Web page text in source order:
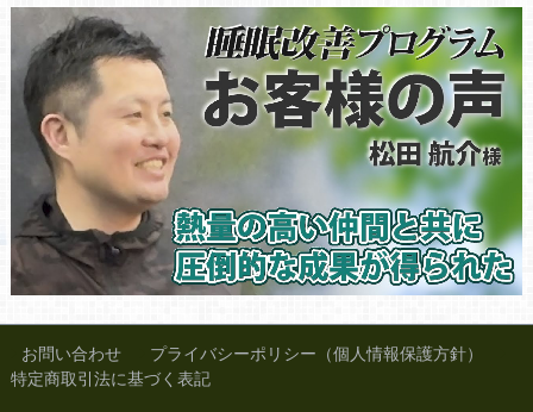
お問い合わせ
プライバシーポリシー（個人情報保護方針）
特定商取引法に基づく表記